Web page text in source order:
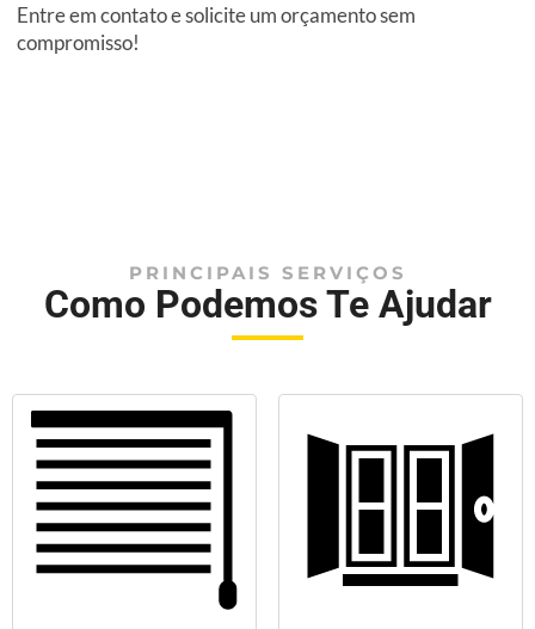
Entre em contato e solicite um orçamento sem
compromisso!
PRINCIPAIS SERVIÇOS
Como Podemos Te Ajudar